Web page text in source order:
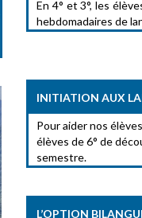
En 4° et 3°, les
hebdomadaires de
INITIATION AUX
Pour aider nos
élèves de 6° de
semestre.
L’OPTION